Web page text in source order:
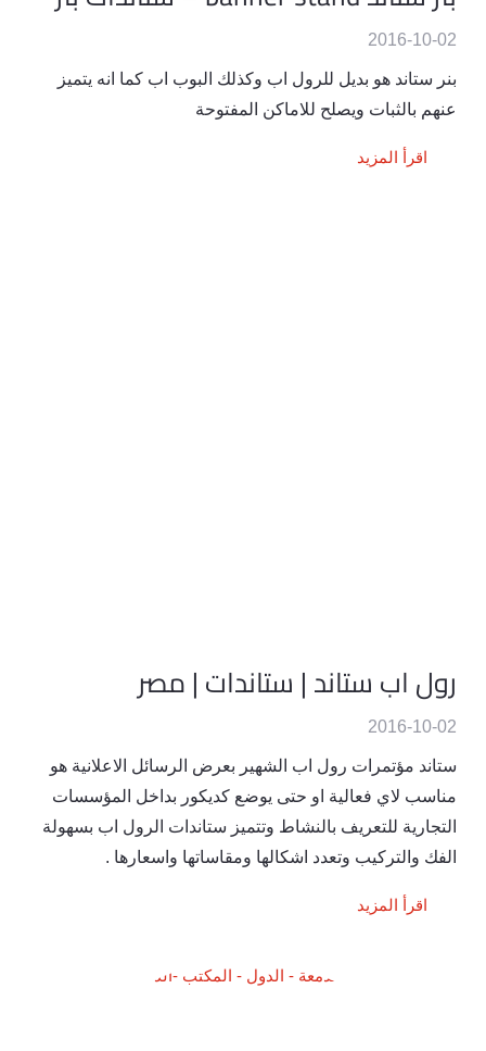
2016-10-02
بنر ستاند هو بديل للرول اب وكذلك البوب اب كما انه يتميز
عنهم بالثبات ويصلح للاماكن المفتوحة
اقرأ المزيد
رول اب ستاند | ستاندات | مصر
2016-10-02
ستاند مؤتمرات رول اب الشهير بعرض الرسائل الاعلانية هو
مناسب لاي فعالية او حتى يوضع كديكور بداخل المؤسسات
التجارية للتعريف بالنشاط وتتميز ستاندات الرول اب بسهولة
الفك والتركيب وتعدد اشكالها ومقاساتها واسعارها .
اقرأ المزيد